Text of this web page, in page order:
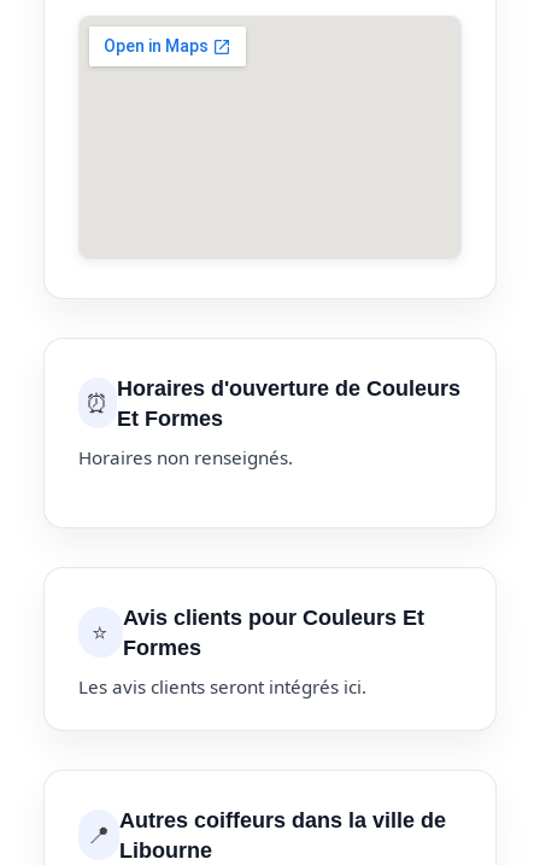
⏰ Horaires d'ouverture de Couleurs
Et Formes
Horaires non renseignés.
⭐
Avis clients pour Couleurs Et
Formes
Les avis clients seront intégrés ici.
📍 Autres coiffeurs dans la ville de
Libourne